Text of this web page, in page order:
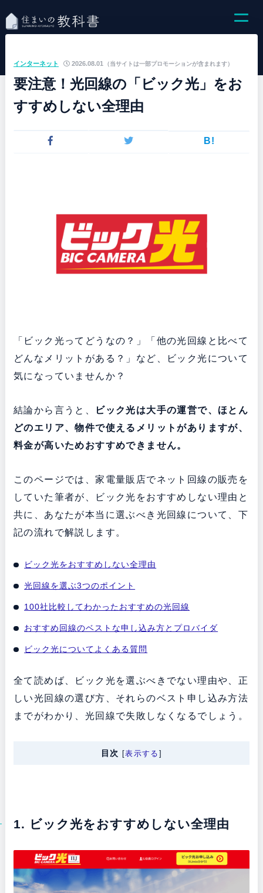
（当サイトは一部プロモーションが含まれます）
インターネット 2026.08.01
要注意！光回線の「ビック光」をお
すすめしない全理由
B!
「ビック光ってどうなの？」「他の光回線と比べて
どんなメリットがある？」など、ビック光について
気になっていませんか？
結論から言うと、
ビック光は大手の運営で、ほとん
どのエリア、物件で使えるメリットがありますが、
料金が高いためおすすめできません。
このページでは、家電量販店でネット回線の販売を
していた筆者が、ビック光をおすすめしない理由と
共に、あなたが本当に選ぶべき光回線について、下
記の流れで解説します。
ビック光をおすすめしない全理由
光回線を選ぶ3つのポイント
100社比較してわかったおすすめの光回線
おすすめ回線のベストな申し込み方とプロバイダ
ビック光についてよくある質問
全て読めば、ビック光を選ぶべきでない理由や、正
しい光回線の選び方、それらのベスト申し込み方法
までがわかり、光回線で失敗しなくなるでしょう。
目次 [表示する ]
1. ビック光をおすすめしない全理由